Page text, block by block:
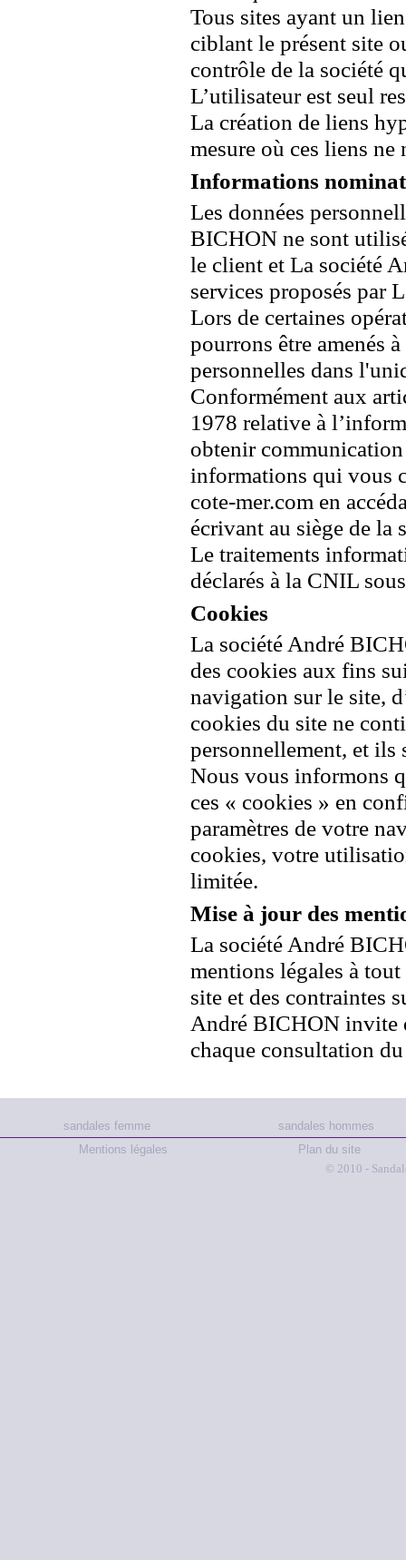
Tous sites ayant un
ciblant le présent site
contrôle de la société
L’utilisateur est seul
La création de liens
mesure où ces liens ne
Informations
Les données
BICHON ne sont
le client et La société
services proposés par
Lors de certaines
pourrons être amenés
personnelles dans
Conformément aux
1978 relative à
obtenir
informations qui vous
cote-mer.com en
écrivant au siège de la
Le traitements
déclarés à la CNIL
Cookies
La société André
des cookies aux fins
navigation sur le site,
cookies du site ne
personnellement, et ils
Nous vous informons
ces « cookies » en
paramètres de votre
cookies, votre
limitée.
Mise à jour des
La société André
mentions légales à
site et des contraintes
André BICHON invite
chaque consultation
sandales femme
sandales hommes
Mentions légales
Plan du site
© 2010 -